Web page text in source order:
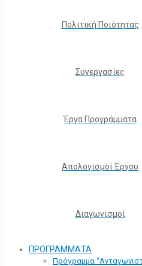
Πολιτική Ποιότητας
Συνεργασίες
Έργα Προγράμματα
Απολογισμοί Έργου
Διαγωνισμοί
ΠΡΟΓΡΑΜΜΑΤΑ
Πρόγραμμα